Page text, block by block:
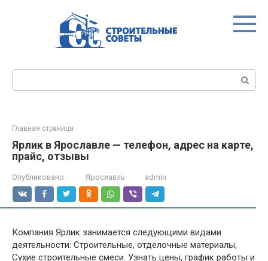
Главная страница
Ярлик в Ярославле — телефон, адрес на карте,
прайс, отзывы
Опубликовано: Ярославль admin
Компания Ярлик занимается следующими видами
деятельности: Строительные, отделочные материалы,
Сухие строительные смеси. Узнать цены, график работы и